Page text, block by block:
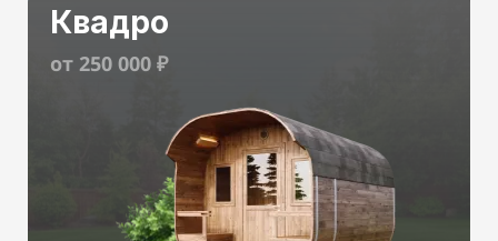
Квадро
от 250 000 ₽